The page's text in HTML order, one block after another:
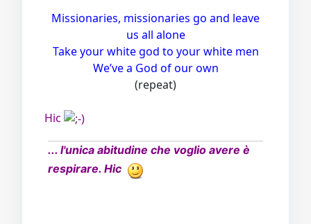
Missionaries, missionaries go and leave
us all alone
Take your white god to your white men
We’ve a God of our own
(repeat)
Hic
... l'unica abitudine che voglio avere è
respirare. Hic